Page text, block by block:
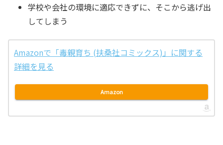
学校や会社の環境に適応できずに、そこから逃げ出
してしまう
Amazonで「毒親育ち (扶桑社コミックス)」に関する
詳細を見る
Amazon